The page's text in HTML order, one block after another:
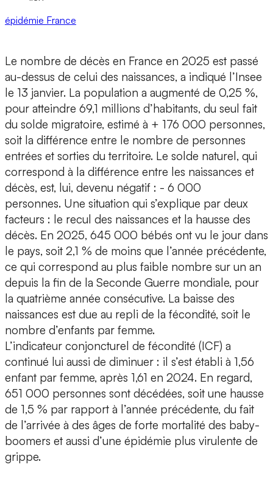
épidémie France
Le nombre de décès en France en 2025 est passé
au-dessus de celui des naissances, a indiqué l’Insee
le 13 janvier. La population a augmenté de 0,25 %,
pour atteindre 69,1 millions d’habitants, du seul fait
du solde migratoire, estimé à + 176 000 personnes,
soit la différence entre le nombre de personnes
entrées et sorties du territoire. Le solde naturel, qui
correspond à la différence entre les naissances et
décès, est, lui, devenu négatif : - 6 000
personnes. Une situation qui s’explique par deux
facteurs : le recul des naissances et la hausse des
décès. En 2025, 645 000 bébés ont vu le jour dans
le pays, soit 2,1 % de moins que l’année précédente,
ce qui correspond au plus faible nombre sur un an
depuis la fin de la Seconde Guerre mondiale, pour
la quatrième année consécutive. La baisse des
naissances est due au repli de la fécondité, soit le
nombre d’enfants par femme.
L’indicateur conjoncturel de fécondité (ICF) a
continué lui aussi de diminuer : il s’est établi à 1,56
enfant par femme, après 1,61 en 2024. En regard,
651 000 personnes sont décédées, soit une hausse
de 1,5 % par rapport à l’année précédente, du fait
de l’arrivée à des âges de forte mortalité des baby-
boomers et aussi d’une épidémie plus virulente de
grippe.